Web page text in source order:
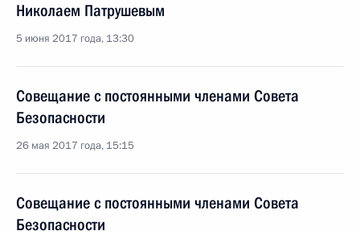
Николаем Патрушевым
5 июня 2017 года, 13:30
Совещание с постоянными членами Совета
Безопасности
26 мая 2017 года, 15:15
Совещание с постоянными членами Совета
Безопасности